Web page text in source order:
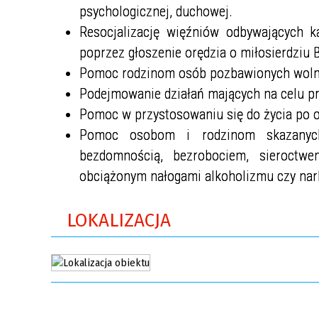
psychologicznej, duchowej.
Resocjalizację więźniów odbywających
poprzez głoszenie orędzia o miłosierdziu
Pomoc rodzinom osób pozbawionych
Podejmowanie działań mających na celu
Pomoc w przystosowaniu się do życia po
Pomoc osobom i rodzinom
bezdomnością, bezrobociem,
obciążonym nałogami alkoholizmu czy
LOKALIZACJA